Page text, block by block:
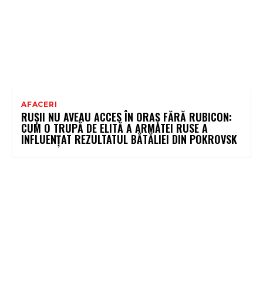
AFACERI
RUȘII NU AVEAU ACCES ÎN ORAȘ FĂRĂ RUBICON:
CUM O TRUPĂ DE ELITĂ A ARMATEI RUSE A
INFLUENȚAT REZULTATUL BĂTĂLIEI DIN POKROVSK